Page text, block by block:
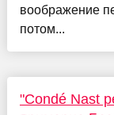
воображение
потом...
"Condé Nast